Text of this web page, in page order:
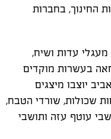
החינוך, בחברות
מעגלי עדות ושיח,
בעשרות מוקדים
יוצבו מיצגים
שכולות, שורדי הטבח,
עוטף עזה ותושבי